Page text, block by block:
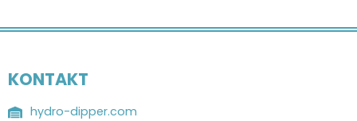
KONTAKT
hydro-dipper.com